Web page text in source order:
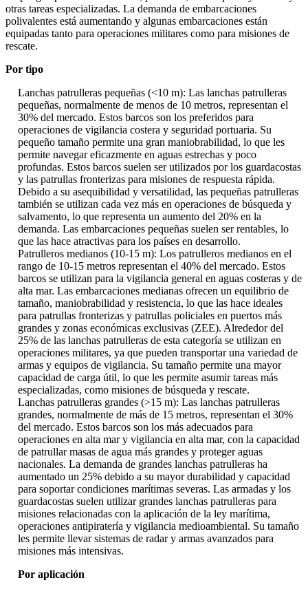
otras tareas especializadas. La demanda de embarcaciones
polivalentes está aumentando y algunas embarcaciones están
equipadas tanto para operaciones militares como para misiones de
rescate.
Por tipo
Lanchas patrulleras pequeñas (<10 m): Las lanchas patrulleras
pequeñas, normalmente de menos de 10 metros, representan el
30% del mercado. Estos barcos son los preferidos para
operaciones de vigilancia costera y seguridad portuaria. Su
pequeño tamaño permite una gran maniobrabilidad, lo que les
permite navegar eficazmente en aguas estrechas y poco
profundas. Estos barcos suelen ser utilizados por los guardacostas
y las patrullas fronterizas para misiones de respuesta rápida.
Debido a su asequibilidad y versatilidad, las pequeñas patrulleras
también se utilizan cada vez más en operaciones de búsqueda y
salvamento, lo que representa un aumento del 20% en la
demanda. Las embarcaciones pequeñas suelen ser rentables, lo
que las hace atractivas para los países en desarrollo.
Patrulleros medianos (10-15 m): Los patrulleros medianos en el
rango de 10-15 metros representan el 40% del mercado. Estos
barcos se utilizan para la vigilancia general en aguas costeras y de
alta mar. Las embarcaciones medianas ofrecen un equilibrio de
tamaño, maniobrabilidad y resistencia, lo que las hace ideales
para patrullas fronterizas y patrullas policiales en puertos más
grandes y zonas económicas exclusivas (ZEE). Alrededor del
25% de las lanchas patrulleras de esta categoría se utilizan en
operaciones militares, ya que pueden transportar una variedad de
armas y equipos de vigilancia. Su tamaño permite una mayor
capacidad de carga útil, lo que les permite asumir tareas más
especializadas, como misiones de búsqueda y rescate.
Lanchas patrulleras grandes (>15 m): Las lanchas patrulleras
grandes, normalmente de más de 15 metros, representan el 30%
del mercado. Estos barcos son los más adecuados para
operaciones en alta mar y vigilancia en alta mar, con la capacidad
de patrullar masas de agua más grandes y proteger aguas
nacionales. La demanda de grandes lanchas patrulleras ha
aumentado un 25% debido a su mayor durabilidad y capacidad
para soportar condiciones marítimas severas. Las armadas y los
guardacostas suelen utilizar grandes lanchas patrulleras para
misiones relacionadas con la aplicación de la ley marítima,
operaciones antipiratería y vigilancia medioambiental. Su tamaño
les permite llevar sistemas de radar y armas avanzados para
misiones más intensivas.
Por aplicación